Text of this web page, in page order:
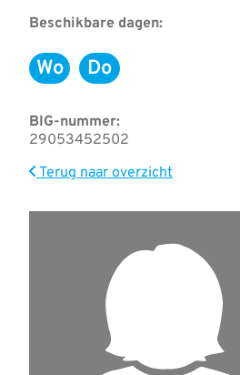
Beschikbare dagen:
Woensdag
Wo Donderdag
Do
BIG-nummer:
29053452502
Terug naar overzicht